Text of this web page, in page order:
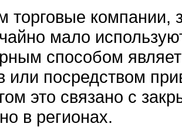
торговые компании,
мало
способом
или посредством
это связано с
в регионах.